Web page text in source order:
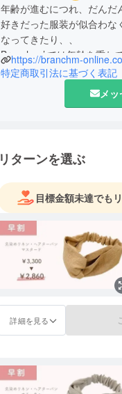
年齢が進むにつれ、だんだ
好きだった服装が似合わな
なってきたり、、
Branch m’.では年齢を重ね
なりたい私」になるための
声をもとに作っています。
https://branchm-
特定商取引法に基づく表記
メ
リターンを選ぶ
目標金額未達でも
詳細を見る